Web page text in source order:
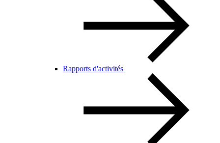
Rapports d'activités